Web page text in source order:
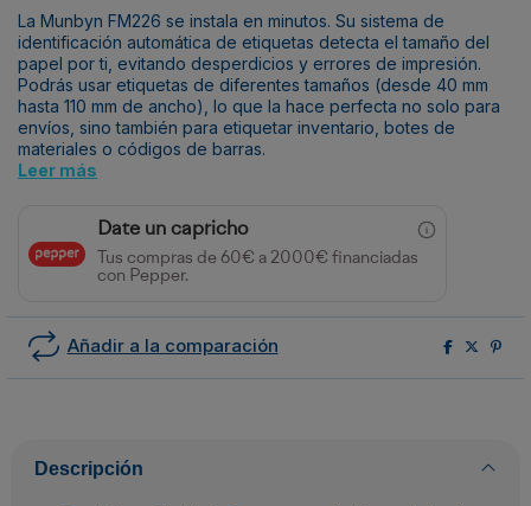
La Munbyn FM226 se instala en minutos. Su sistema de
identificación automática de etiquetas detecta el tamaño del
papel por ti, evitando desperdicios y errores de impresión.
Podrás usar etiquetas de diferentes tamaños (desde 40 mm
hasta 110 mm de ancho), lo que la hace perfecta no solo para
envíos, sino también para etiquetar inventario, botes de
materiales o códigos de barras.
Leer más
Date un capricho
Tus compras de 60€ a 2000€ financiadas
con Pepper.
Añadir a la comparación
Descripción